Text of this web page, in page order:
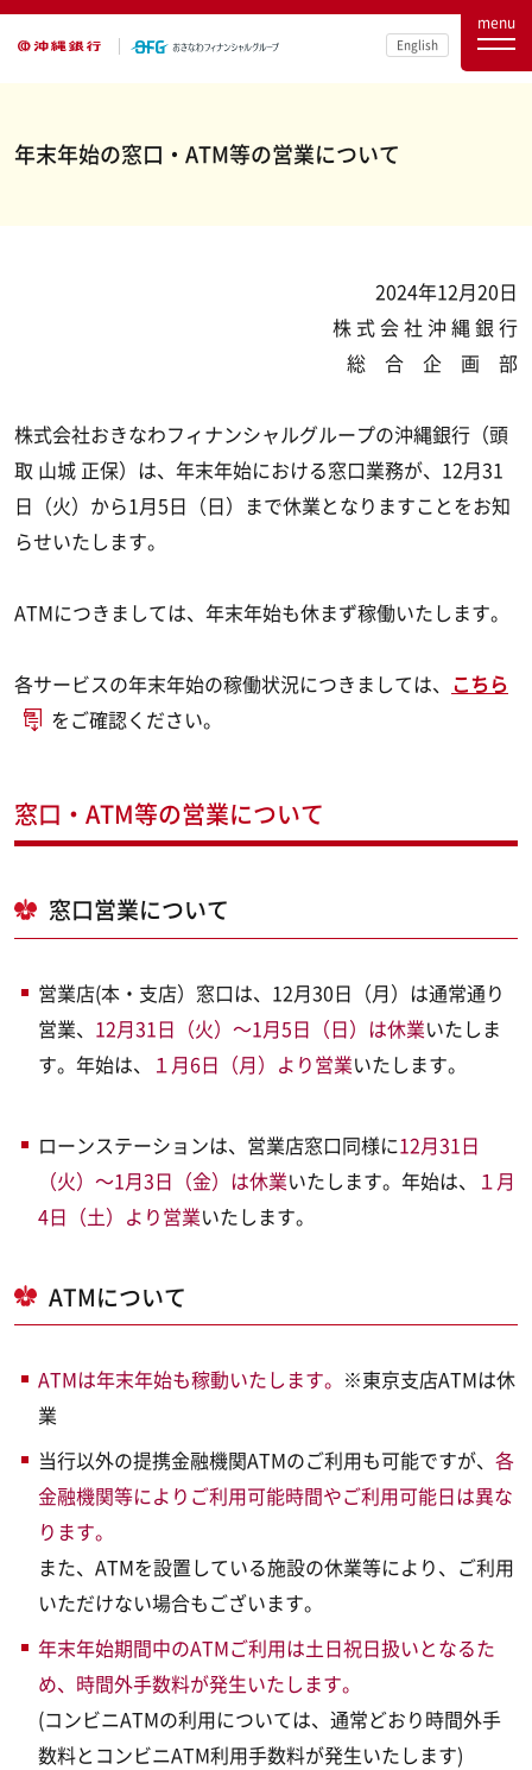
English
menu
年末年始の窓口・ATM等の営業について
2024年12月20日
株 式 会 社 沖 縄 銀 行
総 合 企 画 部
株式会社おきなわフィナンシャルグループの沖縄銀行（頭
取 山城 正保）は、年末年始における窓口業務が、12月31
日（火）から1月5日（日）まで休業となりますことをお知
らせいたします。
ATMにつきましては、年末年始も休まず稼働いたします。
各サービスの年末年始の稼働状況につきましては、 こちら
をご確認ください。
窓口・ATM等の営業について
窓口営業について
営業店(本・支店）窓口は、12月30日（月）は通常通り
営業、 12月31日（火）～1月5日（日）は休業いたしま
す。年始は、
１月6日（月）より営業いたします。
ローンステーションは、営業店窓口同様に12月31日
（火）～1月3日（金）は休業いたします。年始は、
１月
4日（土）より営業いたします。
ATMについて
ATMは年末年始も稼動いたします。 ※東京支店ATMは休
業
当行以外の提携金融機関ATMのご利用も可能ですが、 各
金融機関等によりご利用可能時間やご利用可能日は異な
ります。
また、ATMを設置している施設の休業等により、ご利用
いただけない場合もございます。
年末年始期間中のATMご利用は土日祝日扱いとなるた
め、時間外手数料が発生いたします。
(コンビニATMの利用については、通常どおり時間外手
数料とコンビニATM利用手数料が発生いたします)